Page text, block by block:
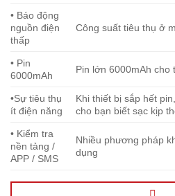
• Báo động
nguồn điện
thấp
Công suất tiêu thụ ở
• Pin
6000mAh
Pin lớn 6000mAh cho
•Sự tiêu thụ
ít điện năng
Khi thiết bị sắp hết
cho bạn biết sạc kịp
• Kiểm tra
nền tảng /
APP / SMS
Nhiều phương pháp
dụng